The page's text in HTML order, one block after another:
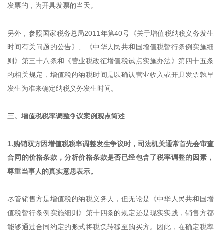
发票的，为开具发票的当天。
另外，参照国家税务总局2011年第40号《关于增值税纳税义务发生
时间有关问题的公告》、《中华人民共和国增值税暂行条例实施细
则》第三十八条和《营业税改征增值税试点实施办法》第四十五条
的相关规定，增值税的纳税时间是以确认营业收入或开具发票孰早
发生为准来确定纳税义务发生时间。
三、增值税税率调整争议案例观点简述
1.购销双方因增值税税率调整发生争议时，司法机关通常首先会审查
合同的价格条款，分析价格条款是否已经包含了税率调整的因素，
尊重当事人的真实意思表示。
尽管销售方是增值税的纳税义务人，但无论是《中华人民共和国增
值税暂行条例实施细则》第十四条的规定还是现实实践，销售方都
能够通过合同约定的形式将税负转移至购买方。因此，在确定税率